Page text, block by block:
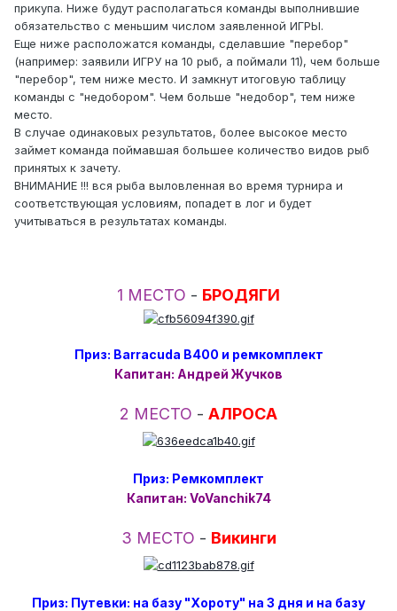
прикупа. Ниже будут располагаться команды выполнившие
обязательство с меньшим числом заявленной ИГРЫ.
Еще ниже расположатся команды, сделавшие "перебор"
(например: заявили ИГРУ на 10 рыб, а поймали 11), чем больше
"перебор", тем ниже место. И замкнут итоговую таблицу
команды с "недобором". Чем больше "недобор", тем ниже
место.
В случае одинаковых результатов, более высокое место
займет команда поймавшая большее количество видов рыб
принятых к зачету.
ВНИМАНИЕ !!! вся рыба выловленная во время турнира и
соответствующая условиям, попадет в лог и будет
учитываться в результатах команды.
1 МЕСТО - БРОДЯГИ
Приз: Barracuda B400 и ремкомплект
Капитан: Андрей Жучков
2 МЕСТО - АЛРОСА
Приз: Ремкомплект
Капитан: VoVanchik74
3 МЕСТО - Викинги
Приз: Путевки: на базу "Хороту" на 3 дня и на базу